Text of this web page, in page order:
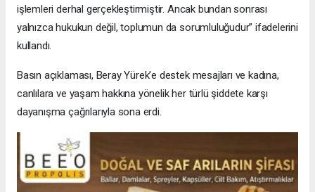
işlemleri derhal gerçekleştirmiştir. Ancak bundan sonrası
yalnızca hukukun değil, toplumun da sorumluluğudur” ifadelerini
kullandı.
Basın açıklaması, Beray Yürek’e destek mesajları ve kadına,
canlılara ve yaşam hakkına yönelik her türlü şiddete karşı
dayanışma çağrılarıyla sona erdi.